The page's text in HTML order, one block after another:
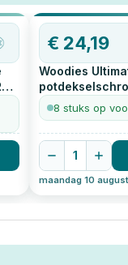
€ 24,19
Woodies
zwart 200
8 stuks op
1
maandag 10